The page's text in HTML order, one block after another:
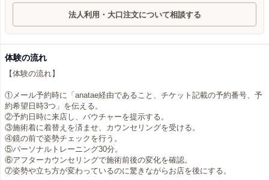
法人利用・大口注文について相談する
体験の流れ
【体験の流れ】
①メール予約時に「anatae経由であること、チケット記載の予約番号、予
約希望日時3つ」を伝える。
②予約日時に来店し、バウチャーを提示する。
③施術着に着替えを済ませ、カウンセリングを受ける。
④鏡の前で姿勢チェックを行う。
⑤パーソナルトレーニング30分。
⑥アフターカウンセリングで施術前後の変化を確認。
⑦姿勢や立ち方が変わっているのに驚きながらお店を後にする。